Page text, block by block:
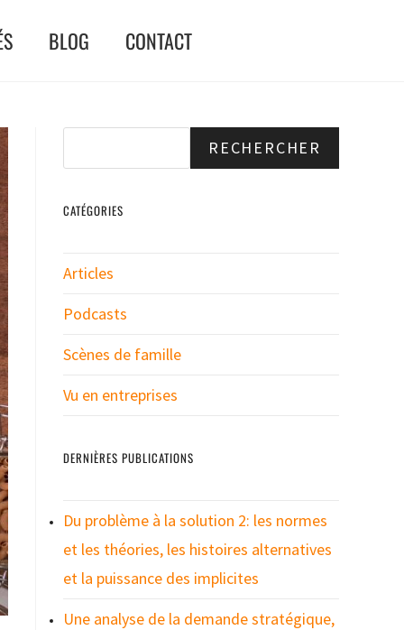
BLOG CONTACT
RECHERCHER
CATÉGORIES
Articles
Podcasts
Scènes de famille
Vu en entreprises
DERNIÈRES PUBLICATIONS
Du problème à la solution 2: les normes
et les théories, les histoires alternatives
et la puissance des implicites
Une analyse de la demande stratégique,